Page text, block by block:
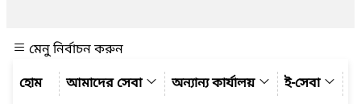
মেনু নির্বাচন করুন
আমাদের সেবা
অন্যান্য কার্যালয় ই-সেবা